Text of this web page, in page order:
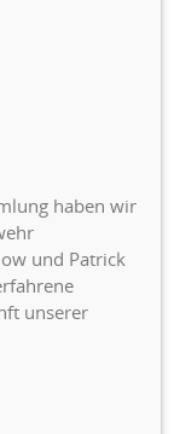
haben wir
und Patrick
unserer